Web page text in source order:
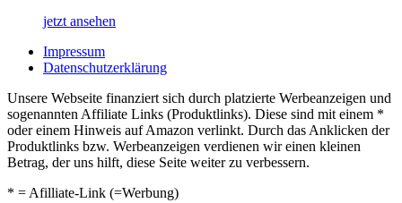
jetzt ansehen
Impressum
Datenschutzerklärung
Unsere Webseite finanziert sich durch platzierte Werbeanzeigen und
sogenannten Affiliate Links (Produktlinks). Diese sind mit einem *
oder einem Hinweis auf Amazon verlinkt. Durch das Anklicken der
Produktlinks bzw. Werbeanzeigen verdienen wir einen kleinen
Betrag, der uns hilft, diese Seite weiter zu verbessern.
* = Afilliate-Link (=Werbung)